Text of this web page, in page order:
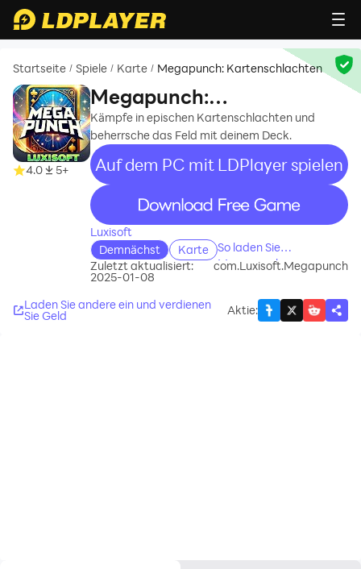
Startseite / Spiele / Karte / Megapunch: Kartenschlachten
4.0 5+
Megapunch:
Kartenschlachten
Kämpfe in epischen Kartenschlachten und
beherrsche das Feld mit deinem Deck.
Auf dem PC mit LDPlayer spielen
recommend
Luxisoft
Demnächst
Karte So laden Sie
Megapunch:
Ihren Computer
herunter
Zuletzt aktualisiert:
2025-01-08
com.Luxisoft.Megapunch
Laden Sie andere ein und verdienen
Sie Geld Aktie: